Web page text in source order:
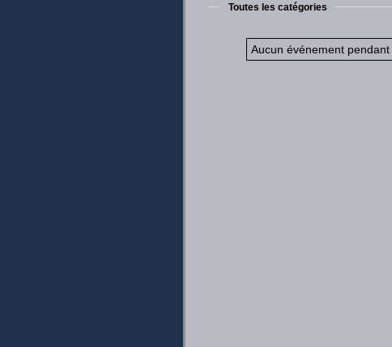
Toutes les catégories
Aucun événement pendant